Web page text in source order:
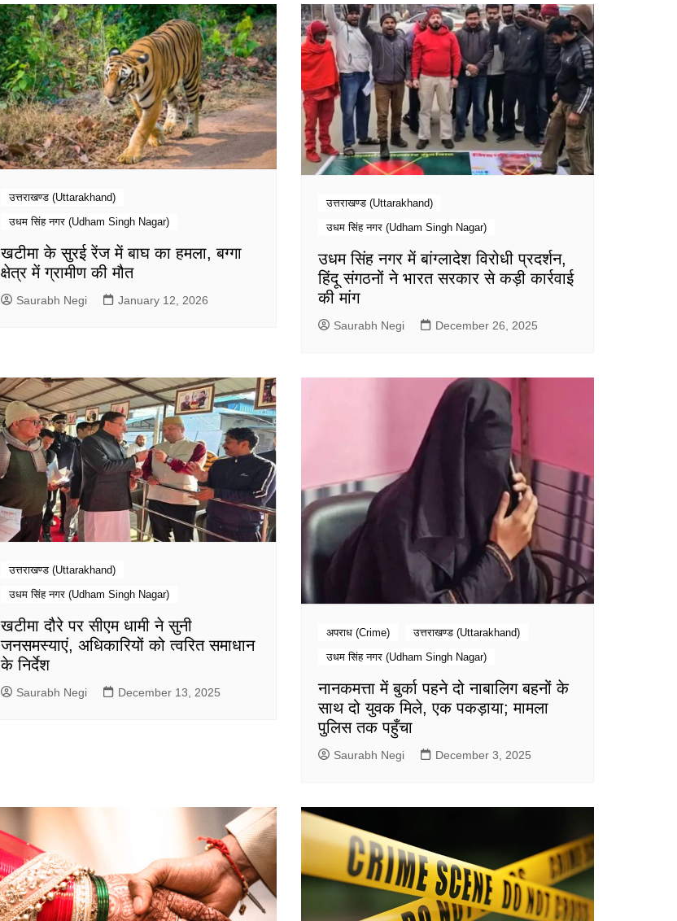
उत्तराखण्ड (Uttarakhand)
उधम सिंह नगर (Udham Singh Nagar)
खटीमा के सुरई रेंज में बाघ का हमला, बग्गा
क्षेत्र में ग्रामीण की मौत
Saurabh Negi January 12, 2026
उत्तराखण्ड (Uttarakhand)
उधम सिंह नगर (Udham Singh Nagar)
उधम सिंह नगर में बांग्लादेश विरोधी प्रदर्शन,
हिंदू संगठनों ने भारत सरकार से कड़ी कार्रवाई
की मांग
Saurabh Negi December 26, 2025
उत्तराखण्ड (Uttarakhand)
उधम सिंह नगर (Udham Singh Nagar)
खटीमा दौरे पर सीएम धामी ने सुनी
जनसमस्याएं, अधिकारियों को त्वरित समाधान
के निर्देश
Saurabh Negi December 13, 2025
अपराध (Crime)
उत्तराखण्ड (Uttarakhand)
उधम सिंह नगर (Udham Singh Nagar)
नानकमत्ता में बुर्का पहने दो नाबालिग बहनों के
साथ दो युवक मिले, एक पकड़ाया; मामला
पुलिस तक पहुँचा
Saurabh Negi December 3, 2025